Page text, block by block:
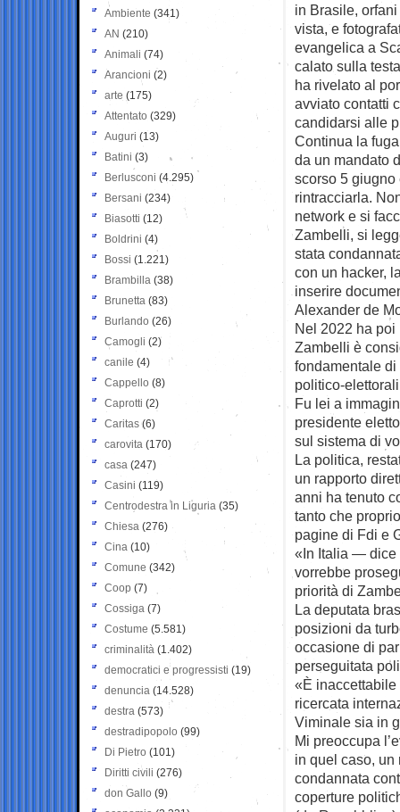
in Brasile,
vista, e
evangelica a
calato sulla
ha rivelato al
avviato contatti
candidarsi alle
Continua la
da un mandato
scorso 5
rintracciarla.
network e si
Zambelli, si
stata
con un hacker,
inserire
Alexander de
Nel 2022 ha
Zambelli è
fondamentale
politico-
Fu lei a
presidente
sul sistema di
La politica,
un rapporto
anni ha tenuto
tanto che
pagine di Fdi e
«In Italia — dice
vorrebbe
priorità di
La deputata
posizioni da
occasione di
perseguitata
«È
ricercata
Viminale sia in
Mi preoccupa
in quel caso, un
condannata
coperture
Ambiente (341)
AN (210)
Animali (74)
Arancioni (2)
arte (175)
Attentato (329)
Auguri (13)
Batini (3)
Berlusconi (4.295)
Bersani (234)
Biasotti (12)
Boldrini (4)
Bossi (1.221)
Brambilla (38)
Brunetta (83)
Burlando (26)
Camogli (2)
canile (4)
Cappello (8)
Caprotti (2)
Caritas (6)
carovita (170)
casa (247)
Casini (119)
Centrodestra in Liguria (35)
Chiesa (276)
Cina (10)
Comune (342)
Coop (7)
Cossiga (7)
Costume (5.581)
criminalità (1.402)
democratici e progressisti (19)
denuncia (14.528)
destra (573)
destradipopolo (99)
Di Pietro (101)
Diritti civili (276)
don Gallo (9)